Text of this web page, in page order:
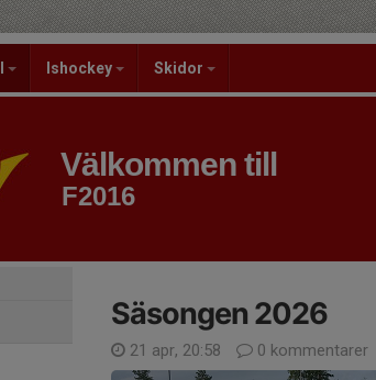
Ishockey Skidor
Välkommen till
F2016
Säsongen 2026
21 apr, 20:58 0 kommentarer